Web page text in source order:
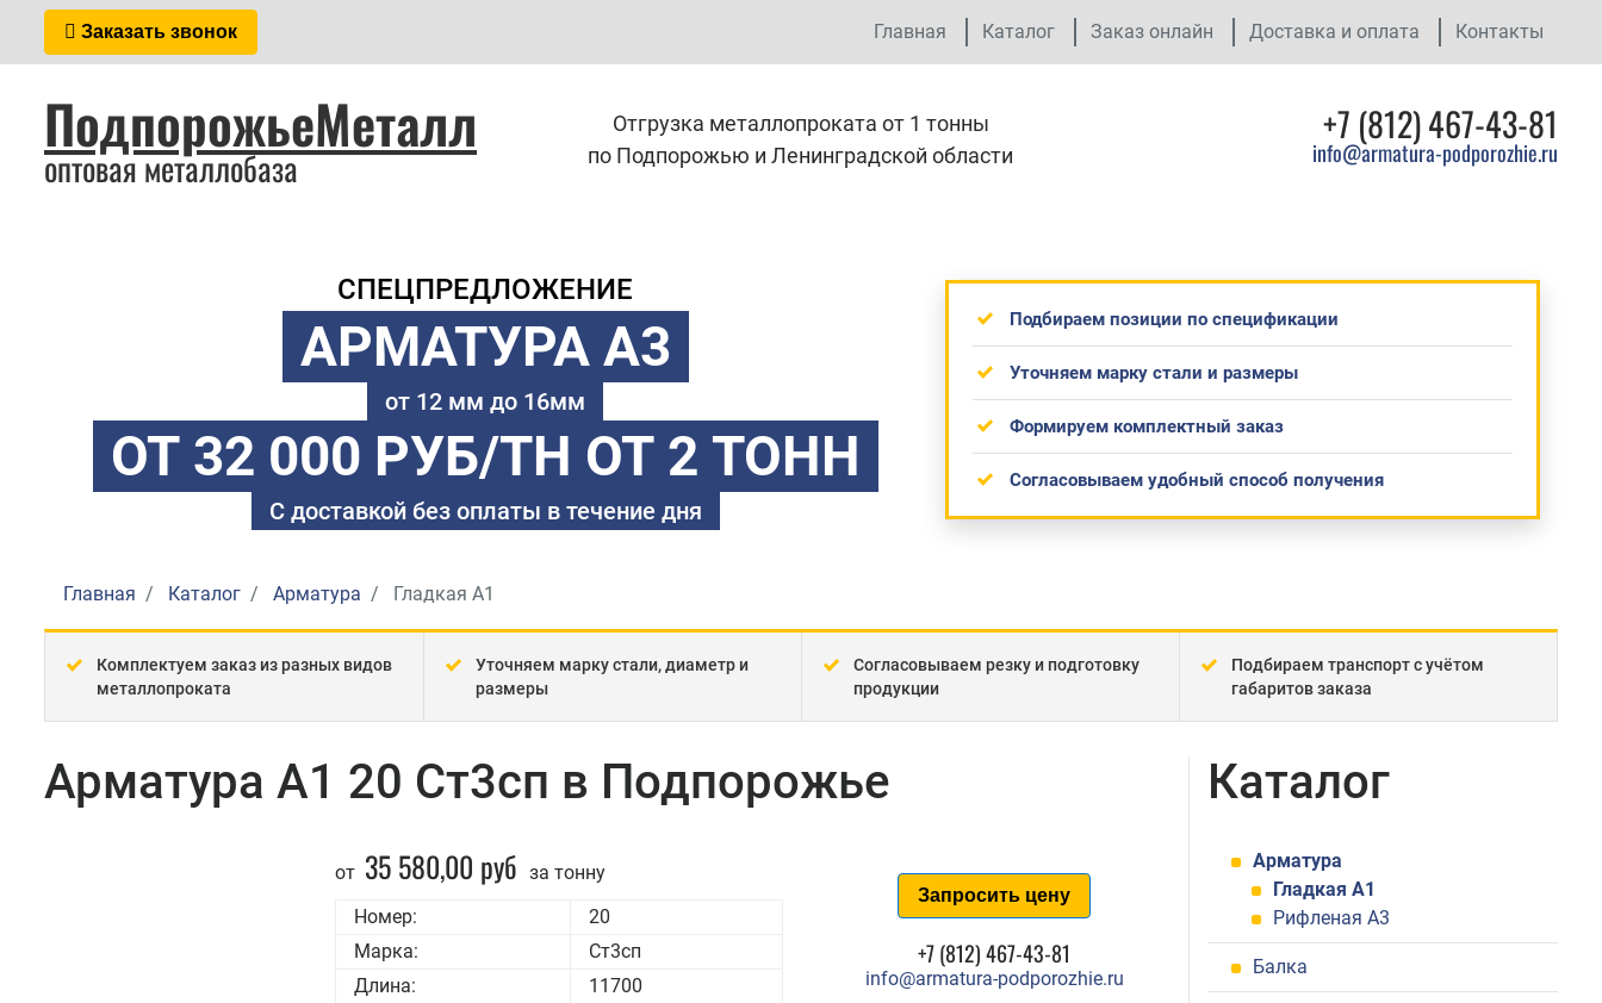
Заказать звонок Главная Каталог Заказ онлайн Доставка и оплата Контакты
ПодпорожьеМеталл
оптовая металлобаза
Отгрузка металлопроката от 1 тонны
по Подпорожью и Ленинградской области
+7 (812) 467-43-81
info@armatura-podporozhie.ru
СПЕЦПРЕДЛОЖЕНИЕ
АРМАТУРА А3
от 12 мм до 16мм
ОТ 32 000 РУБ/ТН ОТ 2 ТОНН
С доставкой без оплаты в течение дня
Подбираем позиции по спецификации
Уточняем марку стали и размеры
Формируем комплектный заказ
Согласовываем удобный способ получения
Главная Каталог Арматура Гладкая А1
Комплектуем заказ из разных видов
металлопроката
Уточняем марку стали, диаметр и
размеры
Согласовываем резку и подготовку
продукции
Подбираем транспорт с учётом
габаритов заказа
Арматура А1 20 Ст3сп в Подпорожье
от 35 580,00 руб за тонну
Номер:
20
Марка:
Ст3сп
Длина:
11700
Запросить цену
+7 (812) 467-43-81
info@armatura-podporozhie.ru
Каталог
Арматура
Гладкая А1
Рифленая А3
Балка